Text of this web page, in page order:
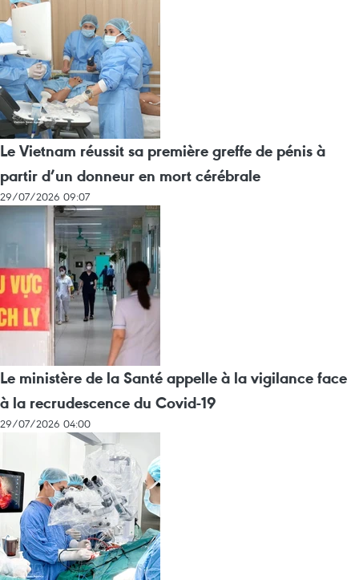
Le Vietnam réussit sa première greffe de pénis à
partir d’un donneur en mort cérébrale
29/07/2026 09:07
Le ministère de la Santé appelle à la vigilance face
à la recrudescence du Covid-19
29/07/2026 04:00